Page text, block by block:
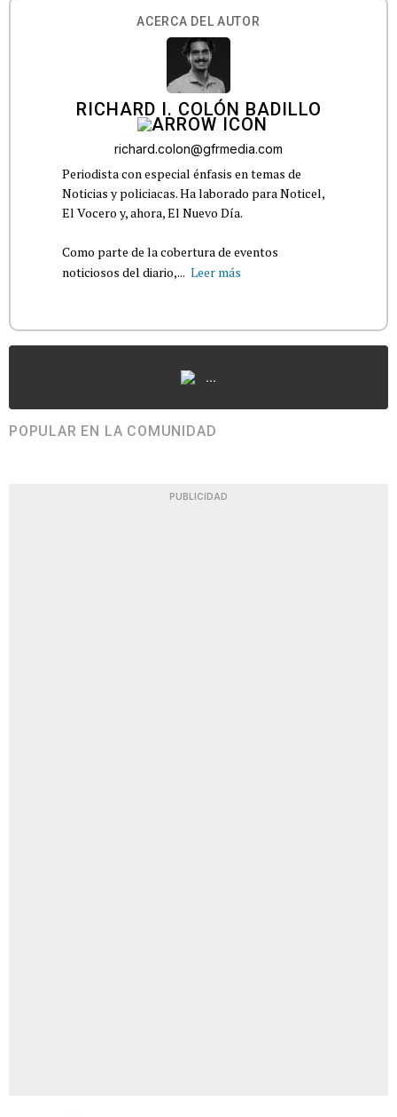
ACERCA DEL AUTOR
RICHARD I. COLÓN BADILLO
richard.colon@gfrmedia.com
Periodista con especial énfasis en temas de
Noticias y policiacas. Ha laborado para Noticel,
El Vocero y, ahora, El Nuevo Día.
Como parte de la cobertura de eventos
noticiosos del diario,... Leer más
...
POPULAR EN LA COMUNIDAD
PUBLICIDAD